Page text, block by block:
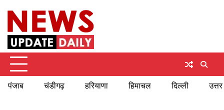
content
पंजाब चंडीगढ़ हरियाणा हिमाचल दिल्ली